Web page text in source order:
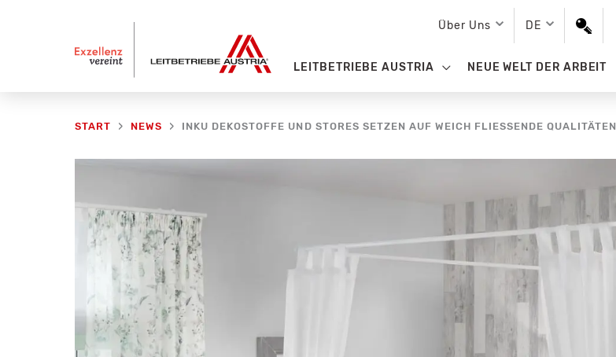
Über Uns DE
LEITBETRIEBE AUSTRIA NEUE WELT DER ARBEIT
START NEWS